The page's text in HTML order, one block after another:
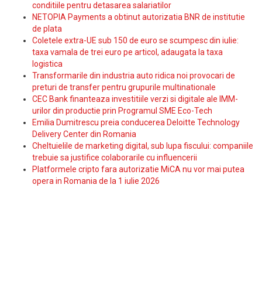
conditiile pentru detasarea salariatilor
NETOPIA Payments a obtinut autorizatia BNR de institutie
de plata
Coletele extra-UE sub 150 de euro se scumpesc din iulie:
taxa vamala de trei euro pe articol, adaugata la taxa
logistica
Transformarile din industria auto ridica noi provocari de
preturi de transfer pentru grupurile multinationale
CEC Bank finanteaza investitiile verzi si digitale ale IMM-
urilor din productie prin Programul SME Eco-Tech
Emilia Dumitrescu preia conducerea Deloitte Technology
Delivery Center din Romania
Cheltuielile de marketing digital, sub lupa fiscului: companiile
trebuie sa justifice colaborarile cu influencerii
Platformele cripto fara autorizatie MiCA nu vor mai putea
opera in Romania de la 1 iulie 2026